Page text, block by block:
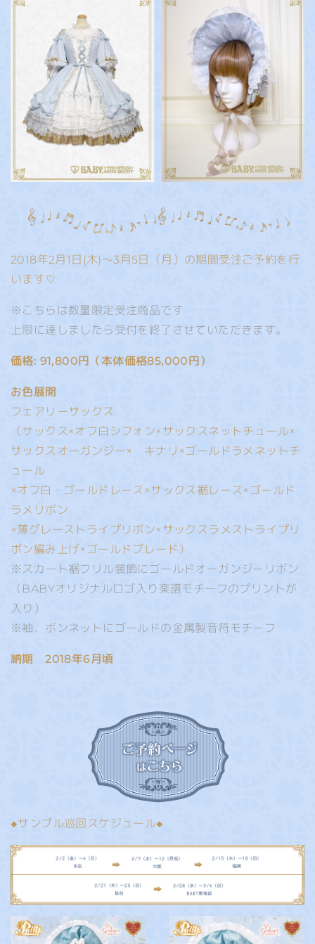
2018年2月1日(木)～3月5日（月）の期間受注ご予約を行
います♡
※こちらは数量限定受注商品です
上限に達しましたら受付を終了させていただきます。
価格: 91,800円（本体価格85,000円）
お色展開
フェアリーサックス
（サックス×オフ白シフォン×サックスネットチュール×
サックスオーガンジー× キナリ×ゴールドラメネットチ
ュール
×オフ白・ゴールドレース×サックス裾レース×ゴールド
ラメリボン
×薄グレーストライプリボン×サックスラメストライプリ
ボン編み上げ×ゴールドブレード）
※スカート裾フリル装飾にゴールドオーガンジーリボン
（BABYオリジナルロゴ入り楽譜モチーフのプリントが
入り）
※袖、ボンネットにゴールドの金属製音符モチーフ
納期 2018年6月頃
◆サンプル巡回スケジュール◆